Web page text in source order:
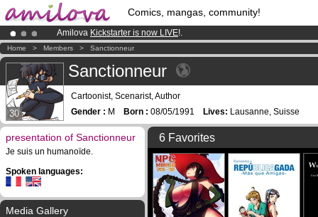
Comics, mangas, community!
Amilova Kickstarter is now LIVE!.
Premium membership from3.95 eurosper month !Get membership
Already 100000membersand 1000comics & mangas!.
Home > Members > Sanctionneur
30
Sanctionneur
Cartoonist, Scenarist, Author
Gender : M Born : 08/05/1991 Lives: Lausanne, Suisse
presentation of Sanctionneur
Je suis un humanoïde.
Spoken languages:
Media Gallery
6 Favorites